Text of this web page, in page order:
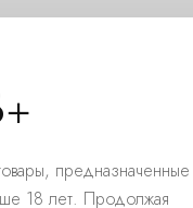
предназначенные
18 лет. Продолжая
🛒 КАТАЛОГ